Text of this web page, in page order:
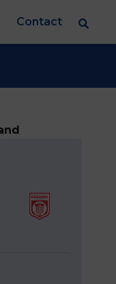
Contact